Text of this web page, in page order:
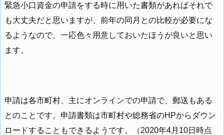
緊急小口資金の申請をする時に用いた書類があればそれで
も大丈夫だと思いますが、前年の同月との比較が必要にな
るようなので、一応色々用意しておいたほうが良いと思い
ます。
申請は各市町村、主にオンラインでの申請で、郵送もある
とのことです。申請書類は市町村や総務省のHPからダウン
ロードすることもできるようです。（2020年4月10日時点